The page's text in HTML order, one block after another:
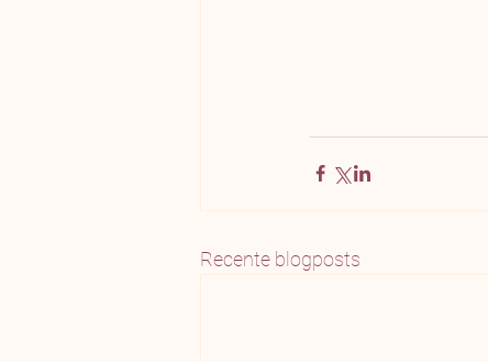
Recente blogposts